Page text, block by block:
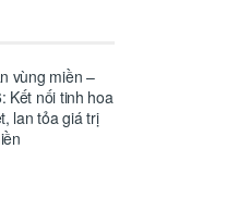
vùng miền –
Kết nối tinh hoa
lan tỏa giá trị